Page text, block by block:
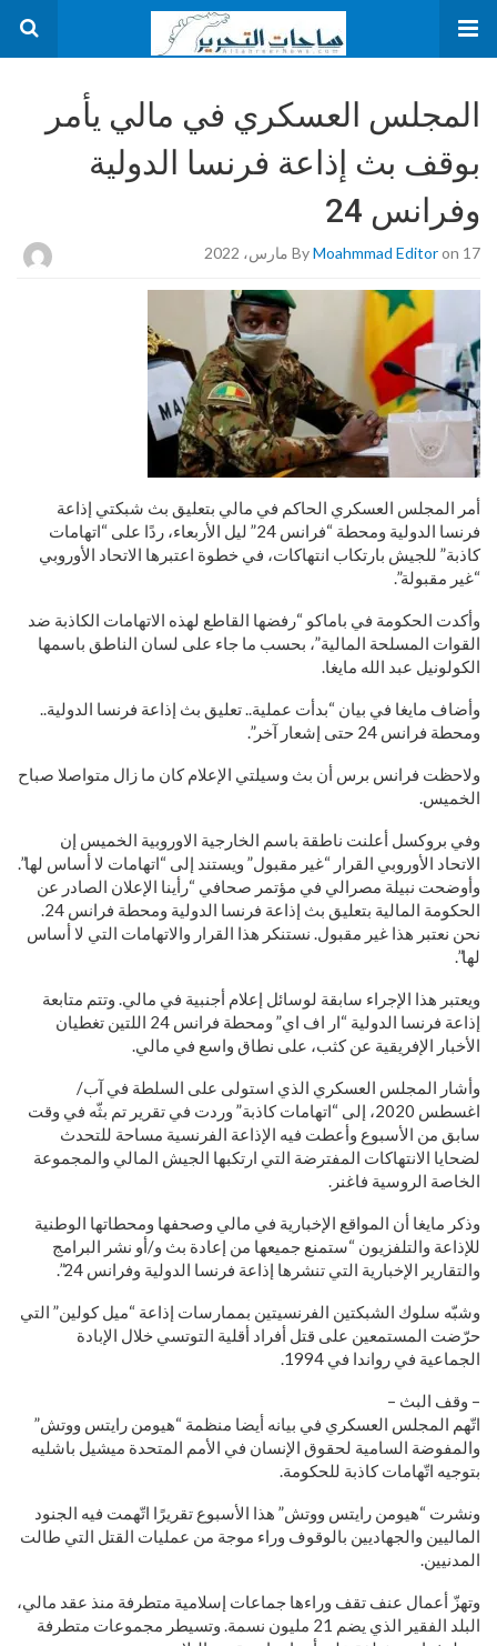
المجلس العسكري في مالي يأمر
بوقف بث إذاعة فرنسا الدولية
وفرانس 24
ByMoahmmad Editoron 17 مارس، 2022
أمر المجلس العسكري الحاكم في مالي بتعليق بث شبكتي إذاعة
فرنسا الدولية ومحطة “فرانس 24” ليل الأربعاء، ردًا على “اتهامات
كاذبة” للجيش بارتكاب انتهاكات، في خطوة اعتبرها الاتحاد الأوروبي
“غير مقبولة”.
وأكدت الحكومة في باماكو “رفضها القاطع لهذه الاتهامات الكاذبة ضد
القوات المسلحة المالية”، بحسب ما جاء على لسان الناطق باسمها
الكولونيل عبد الله مايغا.
وأضاف مايغا في بيان “بدأت عملية.. تعليق بث إذاعة فرنسا الدولية..
ومحطة فرانس 24 حتى إشعار آخر”.
ولاحظت فرانس برس أن بث وسيلتي الإعلام كان ما زال متواصلا صباح
الخميس.
وفي بروكسل أعلنت ناطقة باسم الخارجية الاوروبية الخميس إن
الاتحاد الأوروبي القرار “غير مقبول” ويستند إلى “اتهامات لا أساس لها”.
وأوضحت نبيلة مصرالي في مؤتمر صحافي “رأينا الإعلان الصادر عن
الحكومة المالية بتعليق بث إذاعة فرنسا الدولية ومحطة فرانس 24.
نحن نعتبر هذا غير مقبول. نستنكر هذا القرار والاتهامات التي لا أساس
لها”.
ويعتبر هذا الإجراء سابقة لوسائل إعلام أجنبية في مالي. وتتم متابعة
إذاعة فرنسا الدولية “ار اف اي” ومحطة فرانس 24 اللتين تغطيان
الأخبار الإفريقية عن كثب، على نطاق واسع في مالي.
وأشار المجلس العسكري الذي استولى على السلطة في آب/
اغسطس 2020، إلى “اتهامات كاذبة” وردت في تقرير تم بثّه في وقت
سابق من الأسبوع وأعطت فيه الإذاعة الفرنسية مساحة للتحدث
لضحايا الانتهاكات المفترضة التي ارتكبها الجيش المالي والمجموعة
الخاصة الروسية فاغنر.
وذكر مايغا أن المواقع الإخبارية في مالي وصحفها ومحطاتها الوطنية
للإذاعة والتلفزيون “ستمنع جميعها من إعادة بث و/أو نشر البرامج
والتقارير الإخبارية التي تنشرها إذاعة فرنسا الدولية وفرانس 24”.
وشبّه سلوك الشبكتين الفرنسيتين بممارسات إذاعة “ميل كولين” التي
حرّضت المستمعين على قتل أفراد أقلية التوتسي خلال الإبادة
الجماعية في رواندا في 1994.
– وقف البث –
اتّهم المجلس العسكري في بيانه أيضا منظمة “هيومن رايتس ووتش”
والمفوضة السامية لحقوق الإنسان في الأمم المتحدة ميشيل باشليه
بتوجيه اتّهامات كاذبة للحكومة.
ونشرت “هيومن رايتس ووتش” هذا الأسبوع تقريرًا اتّهمت فيه الجنود
الماليين والجهاديين بالوقوف وراء موجة من عمليات القتل التي طالت
المدنيين.
وتهزّ أعمال عنف تقف وراءها جماعات إسلامية متطرفة منذ عقد مالي،
البلد الفقير الذي يضم 21 مليون نسمة. وتسيطر مجموعات متطرفة